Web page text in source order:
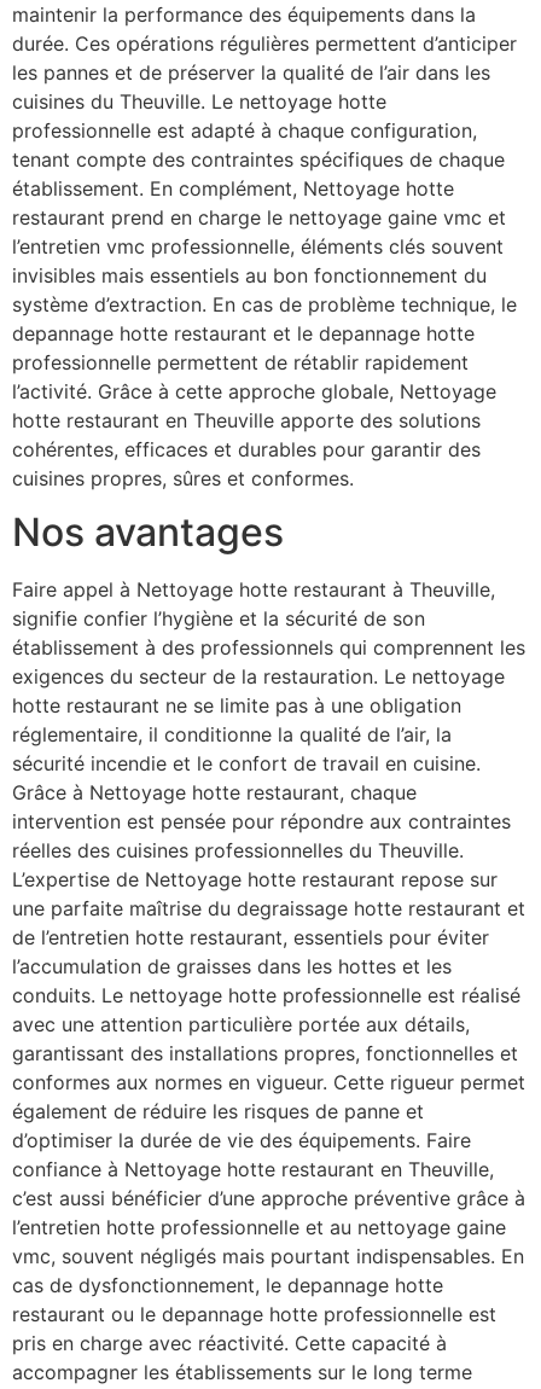
maintenir la performance des équipements dans la
durée. Ces opérations régulières permettent d’anticiper
les pannes et de préserver la qualité de l’air dans les
cuisines du Theuville. Le nettoyage hotte
professionnelle est adapté à chaque configuration,
tenant compte des contraintes spécifiques de chaque
établissement. En complément, Nettoyage hotte
restaurant prend en charge le nettoyage gaine vmc et
l’entretien vmc professionnelle, éléments clés souvent
invisibles mais essentiels au bon fonctionnement du
système d’extraction. En cas de problème technique, le
depannage hotte restaurant et le depannage hotte
professionnelle permettent de rétablir rapidement
l’activité. Grâce à cette approche globale, Nettoyage
hotte restaurant en Theuville apporte des solutions
cohérentes, efficaces et durables pour garantir des
cuisines propres, sûres et conformes.
Nos avantages
Faire appel à Nettoyage hotte restaurant à Theuville,
signifie confier l’hygiène et la sécurité de son
établissement à des professionnels qui comprennent les
exigences du secteur de la restauration. Le nettoyage
hotte restaurant ne se limite pas à une obligation
réglementaire, il conditionne la qualité de l’air, la
sécurité incendie et le confort de travail en cuisine.
Grâce à Nettoyage hotte restaurant, chaque
intervention est pensée pour répondre aux contraintes
réelles des cuisines professionnelles du Theuville.
L’expertise de Nettoyage hotte restaurant repose sur
une parfaite maîtrise du degraissage hotte restaurant et
de l’entretien hotte restaurant, essentiels pour éviter
l’accumulation de graisses dans les hottes et les
conduits. Le nettoyage hotte professionnelle est réalisé
avec une attention particulière portée aux détails,
garantissant des installations propres, fonctionnelles et
conformes aux normes en vigueur. Cette rigueur permet
également de réduire les risques de panne et
d’optimiser la durée de vie des équipements. Faire
confiance à Nettoyage hotte restaurant en Theuville,
c’est aussi bénéficier d’une approche préventive grâce à
l’entretien hotte professionnelle et au nettoyage gaine
vmc, souvent négligés mais pourtant indispensables. En
cas de dysfonctionnement, le depannage hotte
restaurant ou le depannage hotte professionnelle est
pris en charge avec réactivité. Cette capacité à
accompagner les établissements sur le long terme